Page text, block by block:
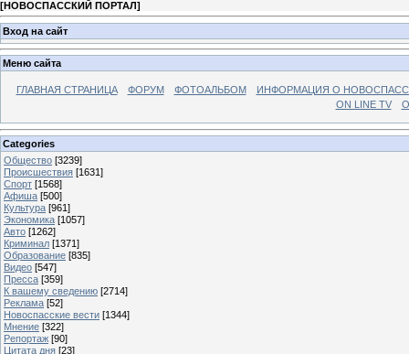
[НОВОСПАССКИЙ ПОРТАЛ]
Вход на сайт
Меню сайта
ГЛАВНАЯ СТРАНИЦА ФОРУМ ФОТОАЛЬБОМ
ИНФОРМАЦИЯ О
ON LINE TV
Categories
Общество [3239]
Происшествия [1631]
Спорт [1568]
Афиша [500]
Культура [961]
Экономика [1057]
Авто [1262]
Криминал [1371]
Образование [835]
Видео [547]
Пресса [359]
К вашему сведению [2714]
Реклама [52]
Новоспасские вести [1344]
Мнение [322]
Репортаж [90]
Цитата дня [23]